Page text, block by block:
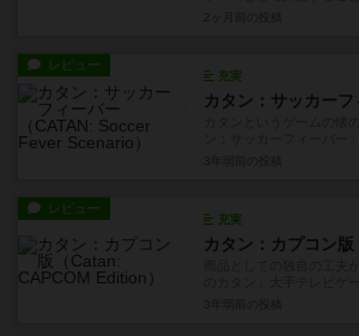
レビュー
充実
カタン：サッカーフ
レビュー
充実
カタン：カプコン版